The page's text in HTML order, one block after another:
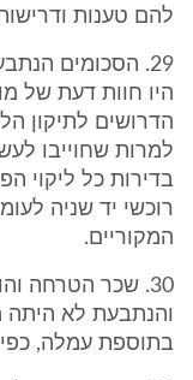
להם טענות
29. הסכומים
היו חוות דעת של
הדרושים לתיקון
למרות שחוייבו
בדירות כל ליקוי
רוכשי יד שניה
המקוריים.
30. שכר הטרחה
והנתבעת לא היתה
בתוספת עמלה,